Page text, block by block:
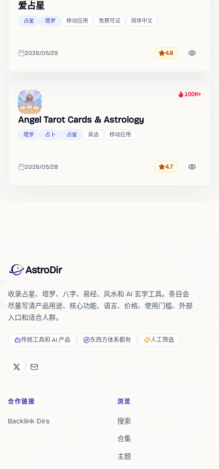
爱占星
占星 塔罗 移动应用 免费可试 简体中文
收录时间
2026/05/29 评分4.8
热度
100K+
Angel Tarot Cards & Astrology
塔罗 占卜 占星 英语 移动应用
收录时间
2026/05/28 评分4.7
AstroDir
收录占星、塔罗、八字、易经、风水和 AI 玄学工具。条目会
尽量写清产品用途、核心功能、语言、价格、使用门槛、外部
入口和适合人群。
传统工具和 AI 产品 东西方体系都有 人工筛选
合作链接
Backlink Dirs
浏览
搜索
合集
主题